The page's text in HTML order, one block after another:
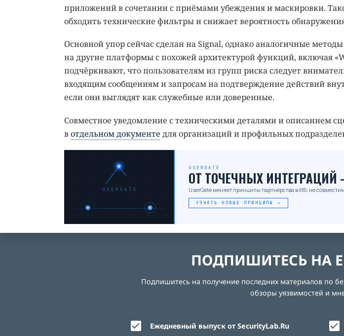
приложений в сочетании с приёмами убеждения и маскировки.
обходить технические фильтры и снижает вероятность
Основной упор сейчас сделан наSignal, однако аналогичные
на другие платформы с похожей архитектурой функций, включая
подчёркивают, что пользователям из групп риска следует
входящим сообщениям и запросам на подтверждение действий
если они выглядят как служебные или доверенные.
Совместное уведомление с техническими деталями и описанием
вотдельном документе для организаций и профильных
USERGATE
USERGATE
ОТ ТОЧЕЧНЫХ ИНТЕГРАЦИЙ
UserGate меняет принципы партнёрства в ИБ: не
УЗНАТЬ НОВЫЕ ПРИНЦИПЫ →
ПОДПИШИТЕСЬ НА
Подпишитесь на получение последних материалов по
обзоры уязвимостей и
Ежедневный выпуск от SecurityLab.Ru